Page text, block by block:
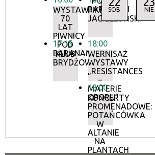
WYSTAWA:
70
LAT
PIWNICY
POD
BARANAMI
17:15
KLUB
BRYDŻOWY
BARANAMI
PIKNIK
JAGIELLOŃSKI
18:00
WERNISAŻ
WYSTAWY
„RESISTANCES
–
MATERIE
OPORU”
18:00
KONCERTY
PROMENADOWE:
POTAŃCÓWKA
W
ALTANIE
NA
PLANTACH
SOB NIE